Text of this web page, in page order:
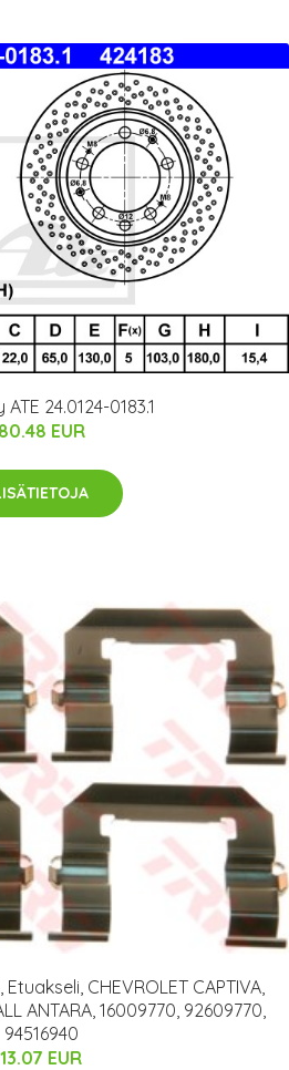
24.0124-0183.1
80.48 EUR
CHEVROLET CAPTIVA,
ANTARA, 16009770, 92609770,
94516940
13.07 EUR